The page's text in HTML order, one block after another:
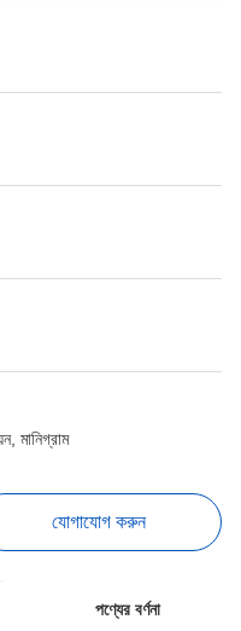
মানিগ্রাম
যোগাযোগ করুন
পণ্যের বর্ণনা